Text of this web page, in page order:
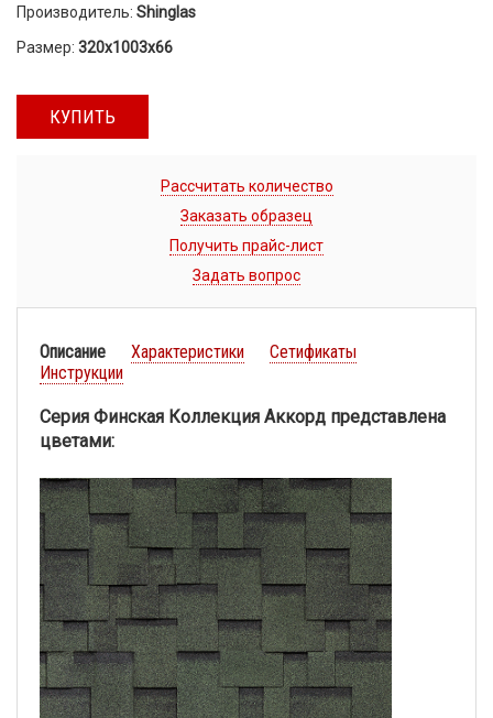
Производитель: Shinglas
Размер: 320х1003х66
КУПИТЬ
Рассчитать количество
Заказать образец
Получить прайс-лист
Задать вопрос
Описание Характеристики
Сетификаты
Инструкции
Серия Финская Коллекция Аккорд представлена
цветами: